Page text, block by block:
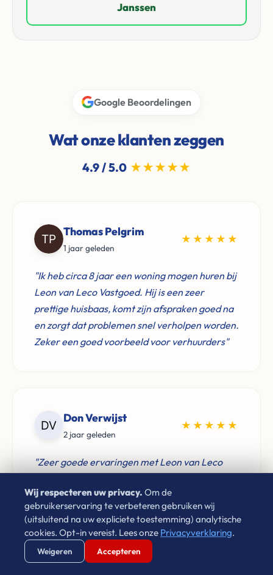
Janssen
Google Beoordelingen
Wat onze klanten zeggen
4.9 / 5.0 ★★★★★
Thomas Pelgrim
1 jaar geleden
★★★★★
"Ik heb circa 8 jaar een woning mogen huren bij
Leon van Leco Vastgoed. Hij is een zeer
prettige huisbaas, komt zijn afspraken goed na
en zorgt dat problemen snel verholpen worden.
Zeker een goed voorbeeld voor verhuurders"
Don Verwijst
2 jaar geleden
★★★★★
"Zeer goede ervaringen met Leon van Leco
voor de aankoop van je woning neem gerust
contact op. Aan te raden!"
Wij respecteren uw privacy. Om de
gebruikerservaring te verbeteren gebruiken wij
(uitsluitend na uw expliciete toestemming) analytische
cookies. Opt-in vereist. Lees onze Privacyverklaring.
Weigeren Accepteren
Verstuur WhatsApp